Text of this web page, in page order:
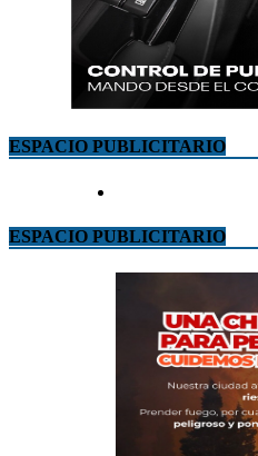
ESPACIO PUBLICITARIO
ESPACIO PUBLICITARIO